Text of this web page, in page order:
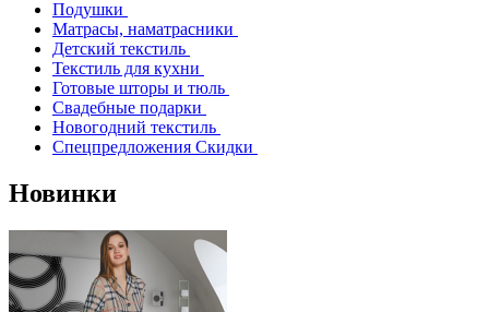
Подушки
Матрасы, наматрасники
Детский текстиль
Текстиль для кухни
Готовые шторы и тюль
Свадебные подарки
Новогодний текстиль
Спецпредложения Скидки
Новинки